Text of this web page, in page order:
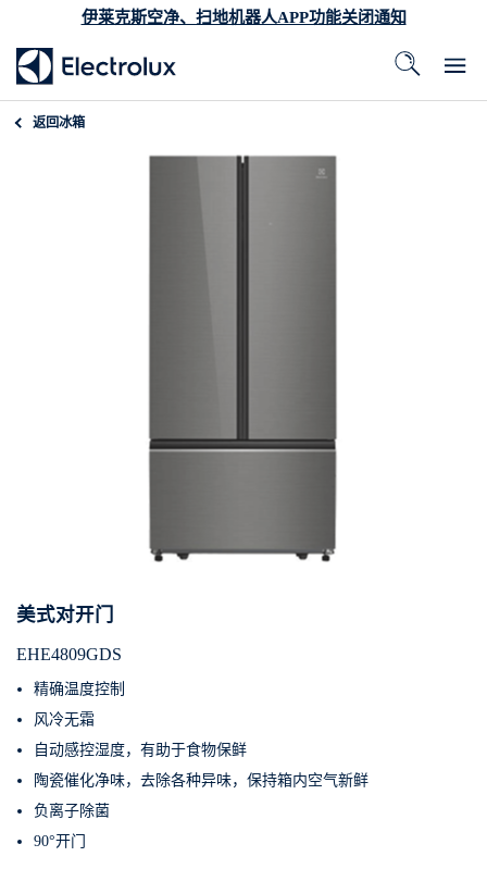
伊莱克斯空净、扫地机器人APP功能关闭通知
返回冰箱
美式对开门
EHE4809GDS
精确温度控制
风冷无霜
自动感控湿度，有助于食物保鲜
陶瓷催化净味，去除各种异味，保持箱内空气新鲜
负离子除菌
90°开门